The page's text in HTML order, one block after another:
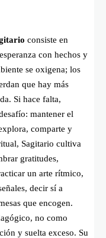
consiste en
con hechos y
se oxigena; los
que hay más
Si hace falta,
mantener el
comparte y
Sagitario cultiva
gratitudes,
un arte rítmico,
decir sí a
que encogen.
no como
y suelta exceso. Su